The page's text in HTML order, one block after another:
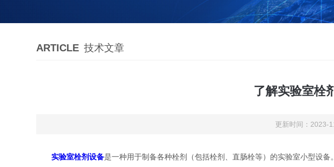
ARTICLE 技术文章
了解实验室栓
更新时间：
实验室栓剂设备是一种用于制备各种栓剂（包括栓剂、直肠栓等）的实验室小型设